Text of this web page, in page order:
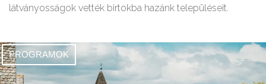
látványosságok vették birtokba hazánk településeit.
PROGRAMOK